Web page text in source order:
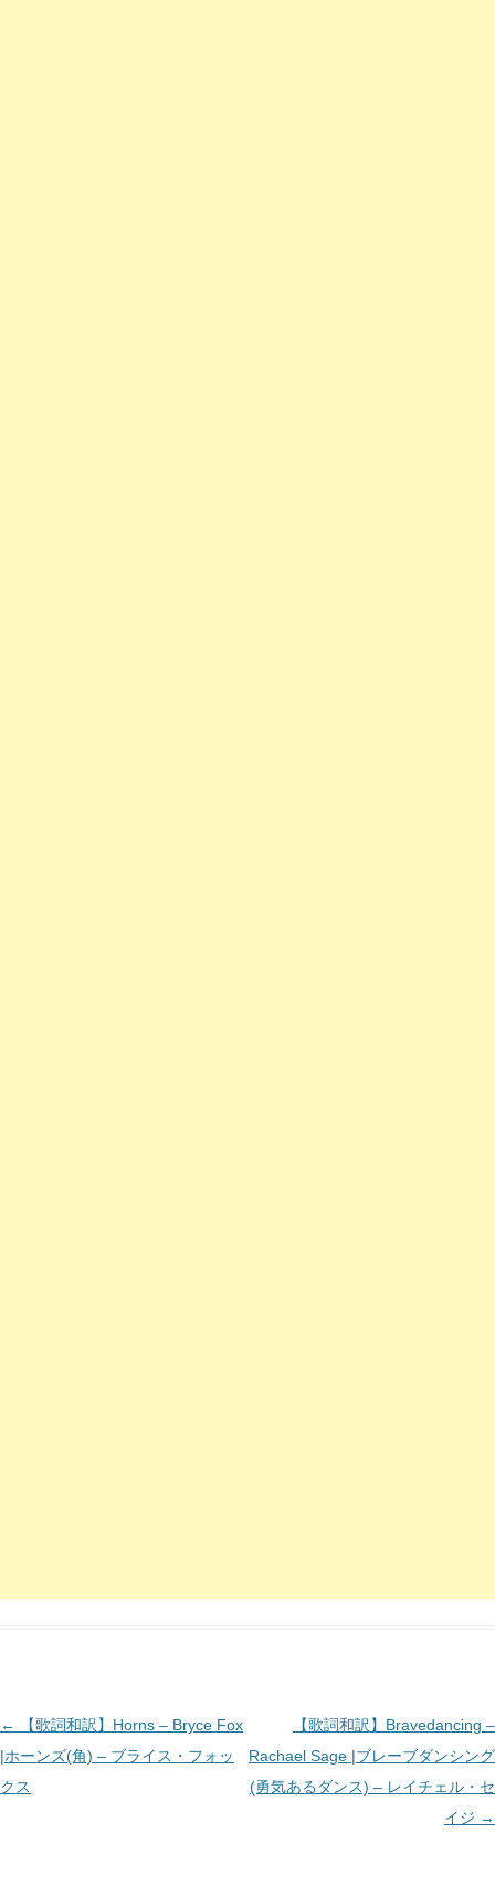
投
稿
ナ
←
【歌詞和訳】Horns – Bryce Fox
|ホーンズ(角) – ブライス・フォッ
クス
【歌詞和訳】Bravedancing –
Rachael Sage |ブレーブダンシング
(勇気あるダンス) – レイチェル・セ
イジ →